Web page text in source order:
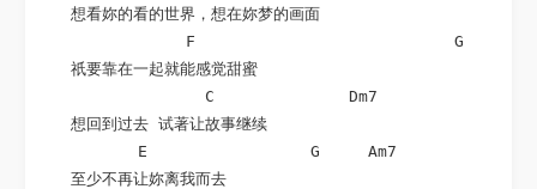
   想看妳的看的世界，想在妳梦的画面
               F                           G
   祇要靠在一起就能感觉甜蜜
                 C              Dm7
   想回到过去 试著让故事继续
          E                 G     Am7
   至少不再让妳离我而去